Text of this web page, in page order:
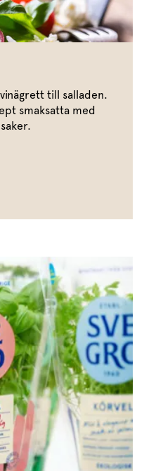
till salladen.
smaksatta med